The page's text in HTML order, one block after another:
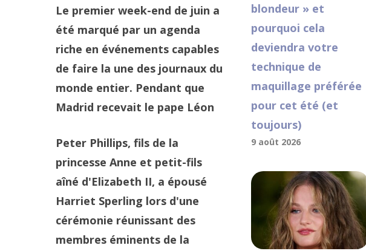
Le premier week-end de juin a
été marqué par un agenda
riche en événements capables
de faire la une des journaux du
monde entier. Pendant que
Madrid recevait le pape Léon
Peter Phillips, fils de la
princesse Anne et petit-fils
aîné d'Elizabeth II, a épousé
Harriet Sperling lors d'une
cérémonie réunissant des
membres éminents de la
blondeur » et
pourquoi cela
deviendra votre
technique de
maquillage préférée
pour cet été (et
toujours)
9 août 2026